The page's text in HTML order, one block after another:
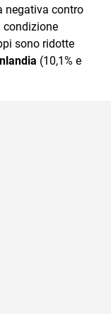
negativa contro
condizione
sono ridotte
(10,1% e